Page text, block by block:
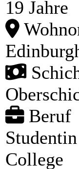
19 Jahre
Beruf
College